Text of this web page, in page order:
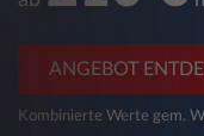
ANGEBOT
Kombinierte Werte gem.